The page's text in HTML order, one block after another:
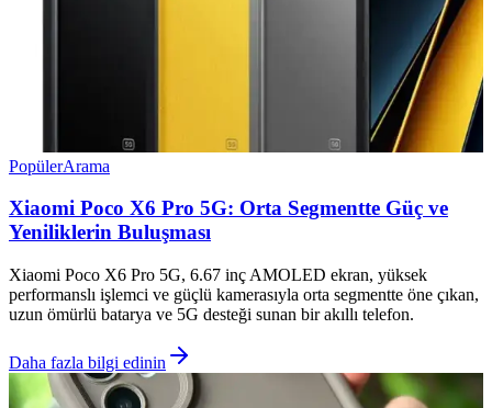
PopülerArama
Xiaomi Poco X6 Pro 5G: Orta Segmentte Güç ve
Yeniliklerin Buluşması
Xiaomi Poco X6 Pro 5G, 6.67 inç AMOLED ekran, yüksek
performanslı işlemci ve güçlü kamerasıyla orta segmentte öne çıkan,
uzun ömürlü batarya ve 5G desteği sunan bir akıllı telefon.
Daha fazla bilgi edinin